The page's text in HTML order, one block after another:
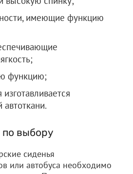
имеющие функцию
функцию;
изготавливается
автоткани.
выбору
сиденья
или автобуса необходимо